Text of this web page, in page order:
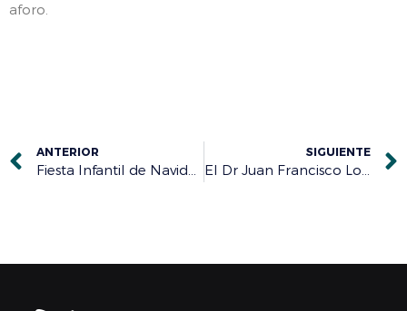
aforo.
ANTERIOR SIGUIENTE